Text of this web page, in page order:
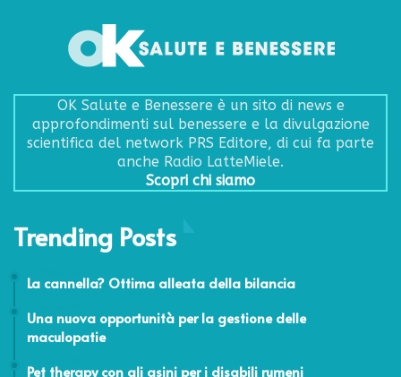
OK Salute e Benessere è un sito di news e
approfondimenti sul benessere e la divulgazione
scientifica del network PRS Editore, di cui fa parte
anche Radio LatteMiele.
Scopri chi siamo
Trending Posts
La cannella? Ottima alleata della bilancia
Una nuova opportunità per la gestione delle
maculopatie
Pet therapy con gli asini per i disabili rumeni